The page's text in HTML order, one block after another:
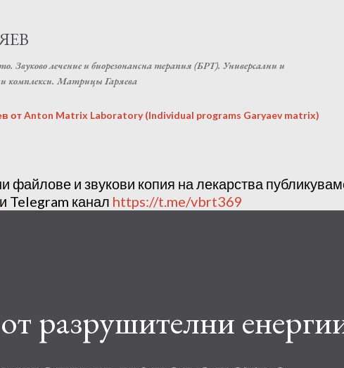
Звуково лечение и биорезонансна терапия (БРТ). Универсални и
комплекси. Матрицы Гаряева
от Anton Matrix Laboratory (Individual programs Garyaev matrix)
файлове и звукови копия на лекарства
и Telegram канал https://t.me/vbrt369
разрушителни